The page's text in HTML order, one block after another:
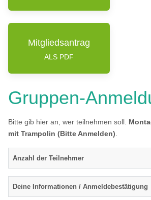
Mitgliedsantrag
ALS PDF
Gruppen-
Bitte gib hier an, wer teilnehmen soll.
mit Trampolin (Bitte Anmelden)
Anzahl der Teilnehmer
Deine Informationen / Anmeldebestätigung